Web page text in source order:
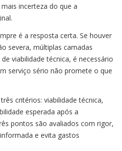
incerteza do que a
é a resposta certa. Se houver
severa, múltiplas camadas
viabilidade técnica, é necessário
serviço sério não promete o que
critérios: viabilidade técnica,
esperada após a
pontos são avaliados com rigor,
e evita gastos